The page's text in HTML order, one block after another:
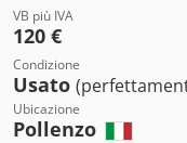
VB più IVA
120 €
Condizione
Usato
Ubicazione
Pollenzo